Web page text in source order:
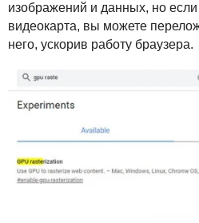
изображений и данных, но
видеокарта, вы можете
него, ускорив работу браузера.